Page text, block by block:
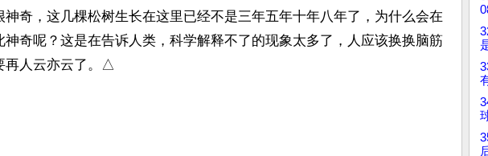
神奇，这几棵松树生长在这里已经不是三年五年十年八年了，为什么会在
神奇呢？这是在告诉人类，科学解释不了的现象太多了，人应该换换脑筋
再人云亦云了。△